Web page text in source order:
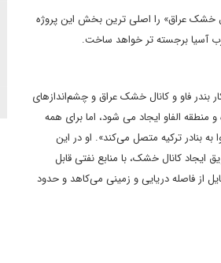
خشک عراق» را اصلی ترین بخش این پروژه
آسیا برجسته تر خواهد ساخت.
بندر فاو و کانال خشک عراق و چشم‌انداز‌های
منطقه الفاو ایجاد می شود، اما برای همه
به بنادر ترکیه متصل می‌کند». او در این
کانال خشک، با منابع نفتی قابل
از فاصله دریایی و زمینی می‌کاهد و حدود